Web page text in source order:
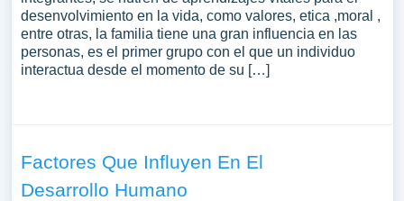
desenvolvimiento en la vida, como valores, etica ,moral ,
entre otras, la familia tiene una gran influencia en las
personas, es el primer grupo con el que un individuo
interactua desde el momento de su […]
Factores Que Influyen En El
Desarrollo Humano